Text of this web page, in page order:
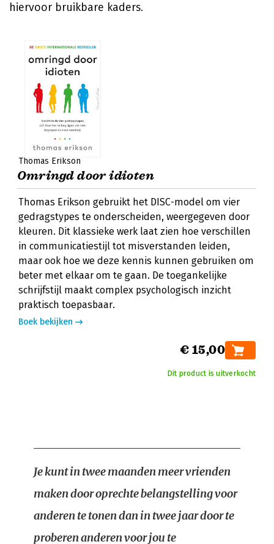
hiervoor bruikbare kaders.
Thomas Erikson
Omringd door idioten
Thomas Erikson gebruikt het DISC-model om vier
gedragstypes te onderscheiden, weergegeven door
kleuren. Dit klassieke werk laat zien hoe verschillen
in communicatiestijl tot misverstanden leiden,
maar ook hoe we deze kennis kunnen gebruiken om
beter met elkaar om te gaan. De toegankelijke
schrijfstijl maakt complex psychologisch inzicht
praktisch toepasbaar.
Boek bekijken
€ 15,00
Dit product is uitverkocht
Je kunt in twee maanden meer vrienden
maken door oprechte belangstelling voor
anderen te tonen dan in twee jaar door te
proberen anderen voor jou te